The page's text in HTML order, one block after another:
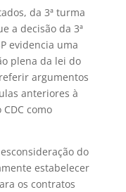
da 3ª turma
a decisão da 3ª
evidencia uma
plena da lei do
argumentos
anteriores à
como
do
estabelecer
os contratos